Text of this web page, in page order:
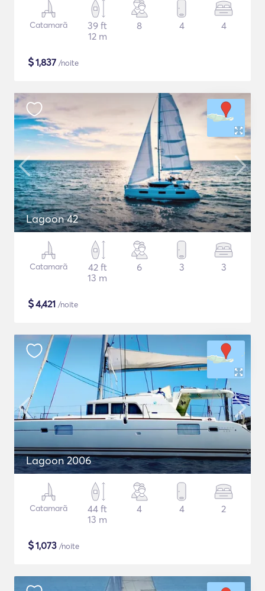
Catamarã
39 ft
12 m
8 4 4
$1,837 /noite
Lagoon 42
Catamarã
42 ft
13 m
6 3 3
$4,421 /noite
Lagoon 2006
Catamarã
44 ft
13 m
4 4 2
$1,073 /noite